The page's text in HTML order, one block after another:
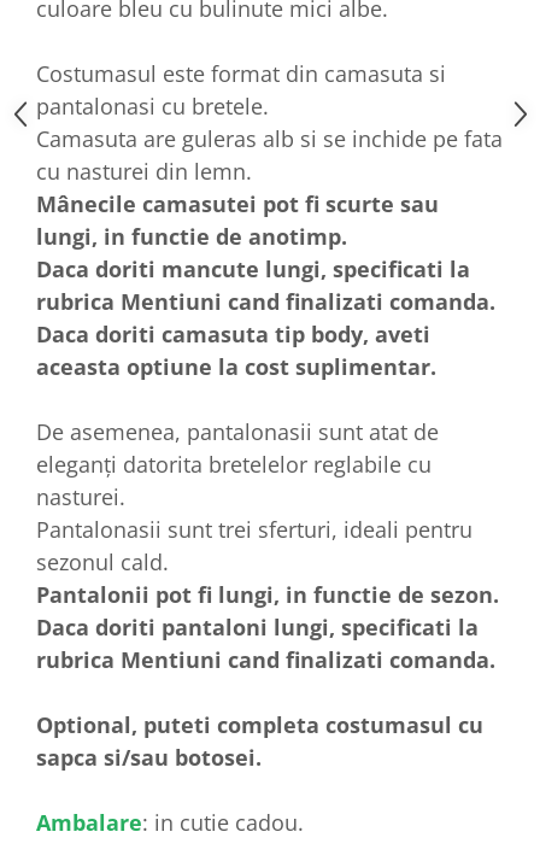
culoare bleu cu bulinute mici albe.
Costumasul este format din camasuta si
pantalonasi cu bretele.
Camasuta are guleras alb si se inchide pe fata
cu nasturei din lemn.
Mânecile camasutei pot fi scurte sau
lungi, in functie de anotimp.
Daca doriti mancute lungi, specificati la
rubrica Mentiuni cand finalizati comanda.
Daca doriti camasuta tip body, aveti
aceasta optiune la cost suplimentar.
De asemenea, pantalonasii sunt atat de
eleganți datorita bretelelor reglabile cu
nasturei.
Pantalonasii sunt trei sferturi, ideali pentru
sezonul cald.
Pantalonii pot fi lungi, in functie de sezon.
Daca doriti pantaloni lungi, specificati la
rubrica Mentiuni cand finalizati comanda.
Optional, puteti completa costumasul cu
sapca si/sau botosei.
Ambalare: in cutie cadou.